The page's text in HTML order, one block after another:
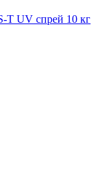
T UV спрей 10 кг